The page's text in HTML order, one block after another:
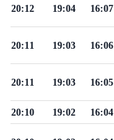
16:07
19:04
20:12
16:06
19:03
20:11
16:05
19:03
20:11
16:04
19:02
20:10